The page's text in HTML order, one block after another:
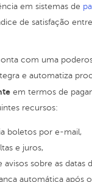
em sistemas de
de satisfação
com uma
e automatiza
em termos de
recursos:
boletos por e-mail,
e juros,
avisos sobre as datas
automática após